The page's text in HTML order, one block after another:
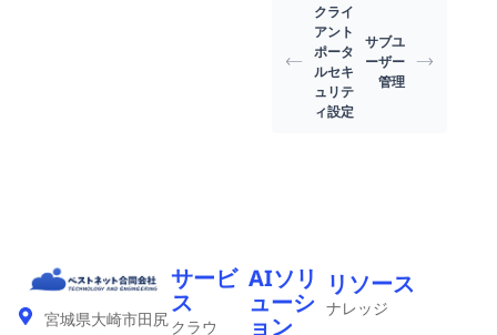
クライ
アント
ポータ
ルセキ
ュリテ
ィ設定
サブユ
ーザー
管理
宮城県大崎市田尻
サービ
ス
クラウ
AIソリ
ューシ
ョン
リソース
ナレッジ